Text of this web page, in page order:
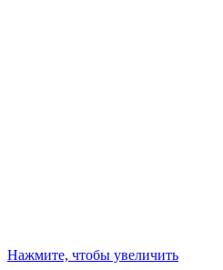
Нажмите, чтобы увеличить